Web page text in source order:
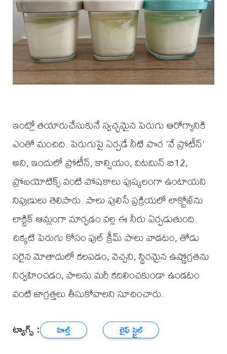
ఇంట్లో తయారుచేసుకునే స్వచ్ఛమైన పెరుగు ఆరోగ్యానికి
ఎంతో మంచిది. పెరుగుపై ఏర్పడే నీటి పొర 'వే ప్రోటీన్'
అని, ఇందులో ప్రోటీన్, కాల్షియం, విటమిన్ బి12,
ప్రోబయోటిక్స్ వంటి పోషకాలు పుష్కలంగా ఉంటాయని
నిపుణులు తెలిపారు. పాలు పులిసే ప్రక్రియలో లాక్టోజ్‌ను
లాక్టిక్ ఆమ్లంగా మార్చడం వల్ల ఈ నీరు ఏర్పడుతుంది.
చిక్కటి పెరుగు కోసం ఫుల్ క్రీమ్ పాలు వాడటం, తోడు
సరైన మోతాదులో కలపడం, వెచ్చని, స్థిరమైన ఉష్ణోగ్రతను
నిర్వహించడం, పాలను మరీ కదిలించకుండా ఉండటం
వంటి జాగ్రత్తలు తీసుకోవాలని సూచించారు.
ట్యాగ్స్ : హెల్త్ లైఫ్ స్టైల్